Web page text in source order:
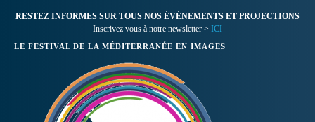
RESTEZ INFORMES SUR TOUS NOS ÉVÉNEMENTS ET PROJECTIONS
Inscrivez vous à notre newsletter > ICI
LE FESTIVAL DE LA MÉDITERRANÉE EN IMAGES